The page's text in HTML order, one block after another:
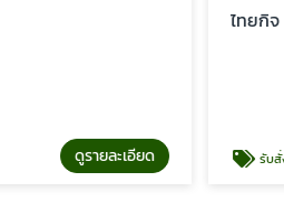
ดูรายละเอียด
ไทยกิจ พริ้นติ้ง
รับสั่งทำปฏิทินจีน